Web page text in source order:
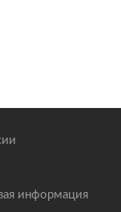
информация